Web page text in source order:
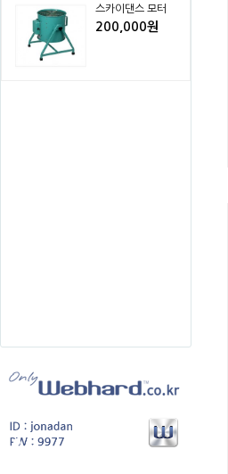
스카이댄스 모터
200,000원